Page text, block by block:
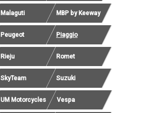
Malaguti MBP by Keeway
Peugeot Piaggio
Rieju Romet
SkyTeam Suzuki
UM Motorcycles Vespa